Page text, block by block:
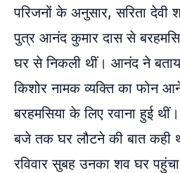
परिजनों के अनुसार, सरिता देवी
पुत्र आनंद कुमार दास से
घर से निकली थीं। आनंद ने
किशोर नामक व्यक्ति का फोन
बरहमसिया के लिए रवाना हुई
बजे तक घर लौटने की बात कही
रविवार सुबह उनका शव घर पहुंचा